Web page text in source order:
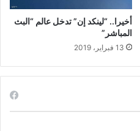
أخيرا.. “لينكد إن” تدخل عالم “البث
المباشر”
13 فبراير، 2019